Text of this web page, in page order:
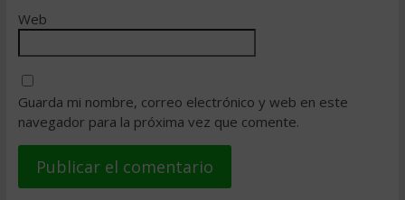
Web
Guarda mi nombre, correo electrónico y web en este
navegador para la próxima vez que comente.